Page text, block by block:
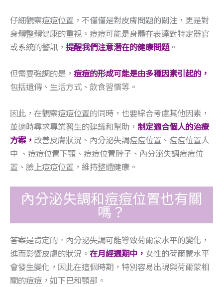
仔細觀察痘痘位置，不僅僅是對皮膚問題的關注，更是對
身體整體健康的重視。痘痘可能是身體在表達對特定器官
或系統的警訊， 提醒我們注意潛在的健康問題。
但需要強調的是， 痘痘的形成可能是由多種因素引起的，
包括遺傳、生活方式、飲食習慣等。
因此，在觀察痘痘位置的同時，也要綜合考慮其他因素，
並適時尋求專業醫生的建議和幫助， 制定適合個人的治療
方案， 改善皮膚狀況、內分泌失調痘痘位置、痘痘位置人
中 、痘痘位置下顎、痘痘位置脖子、內分泌失調痘痘位
置、臉上痘痘位置，維持整體健康。
內分泌失調和痘痘位置也有關
嗎？
答案是肯定的。內分泌失調可能導致荷爾蒙水平的變化，
進而影響皮膚的狀況。 在月經週期中， 女性的荷爾蒙水平
會發生變化，因此在這個時期，特別容易出現與荷爾蒙相
關的痘痘，如下巴和顎部。